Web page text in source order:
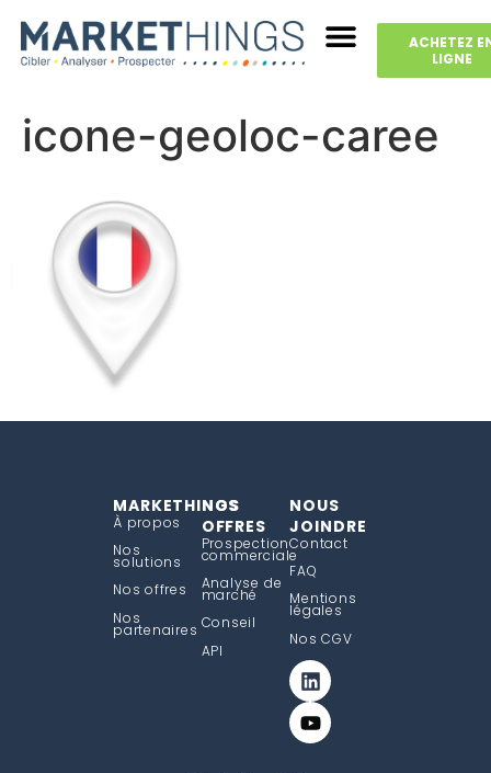
ACHETEZ
LIGNE
icone-geoloc-caree
MARKETHINGS
À propos
Nos
solutions
Nos offres
Nos
partenaires
NOS
OFFRES
Prospection
commerciale
Analyse de
marché
Conseil
API
NOUS
JOINDRE
Contact
FAQ
Mentions
légales
Nos CGV